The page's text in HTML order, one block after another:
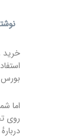
خرید
بورس
اما
روی